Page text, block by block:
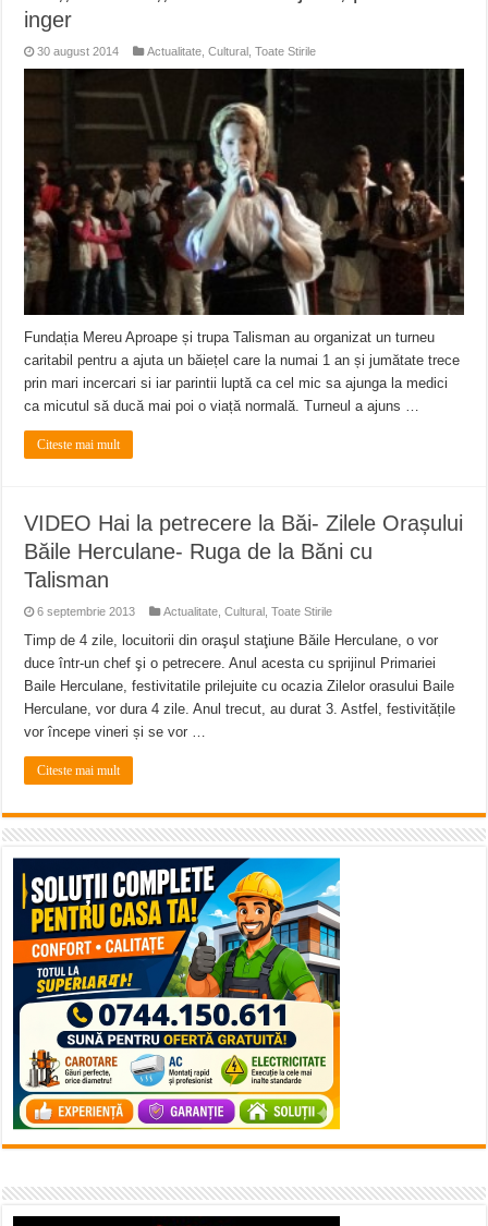
inger
30 august 2014 Actualitate ,Cultural ,Toate Stirile
Fundația Mereu Aproape și trupa Talisman au organizat un turneu
caritabil pentru a ajuta un băiețel care la numai 1 an și jumătate trece
prin mari incercari si iar parintii luptă ca cel mic sa ajunga la medici
ca micutul să ducă mai poi o viață normală. Turneul a ajuns …
Citeste mai mult
VIDEO Hai la petrecere la Băi- Zilele Orașului
Băile Herculane- Ruga de la Băni cu
Talisman
6 septembrie 2013 Actualitate ,Cultural ,Toate Stirile
Timp de 4 zile, locuitorii din oraşul staţiune Băile Herculane, o vor
duce într-un chef şi o petrecere. Anul acesta cu sprijinul Primariei
Baile Herculane, festivitatile prilejuite cu ocazia Zilelor orasului Baile
Herculane, vor dura 4 zile. Anul trecut, au durat 3. Astfel, festivitățile
vor începe vineri și se vor …
Citeste mai mult